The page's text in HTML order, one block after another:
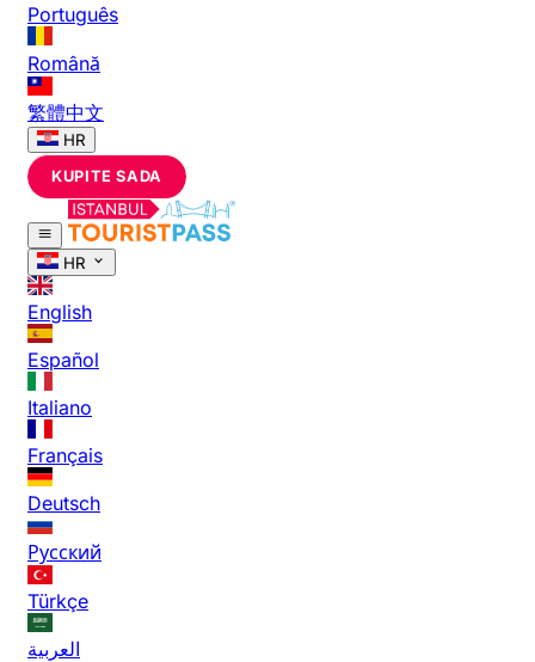
Português
Română
繁體中文
HR
KUPITE SADA
HR
English
Español
Italiano
Français
Deutsch
Русский
Türkçe
العربية